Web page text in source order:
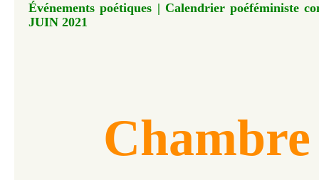
Événements poétiques | Calendrier poéféministe
JUIN 2021